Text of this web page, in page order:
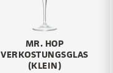
MR. HOP
VERKOSTUNGSGLAS
(KLEIN)